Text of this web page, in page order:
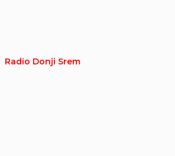
Radio Donji Srem